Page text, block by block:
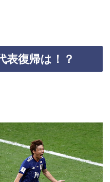
表復帰は！？